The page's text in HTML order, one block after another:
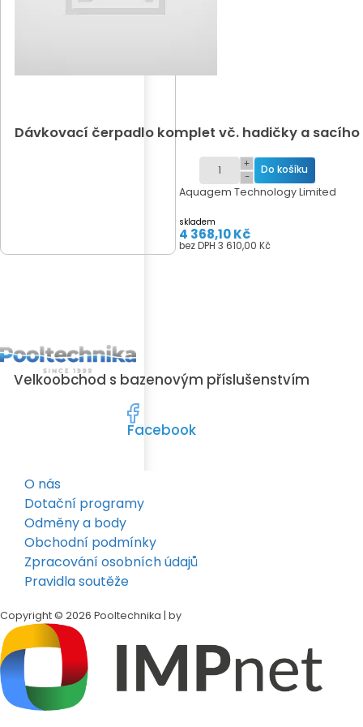
Dávkovací čerpadlo komplet vč. hadičky a sacího
+
−
Aquagem Technology Limited
skladem
4 368,10 Kč
bez DPH 3 610,00 Kč
Velkoobchod s bazenovým příslušenstvím
Facebook
O nás
Dotační programy
Odměny a body
Obchodní podmínky
Zpracování osobních údajů
Pravidla soutěže
Copyright © 2026 Pooltechnika | by